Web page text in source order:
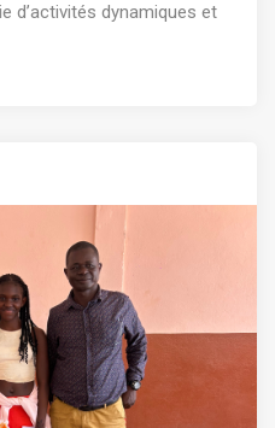
d’activités dynamiques et